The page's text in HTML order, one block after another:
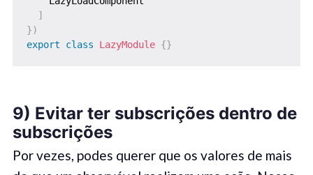
]
})
export
class LazyModule {}
9) Evitar ter subscrições dentro de
subscrições
Por vezes, podes querer que os valores de mais